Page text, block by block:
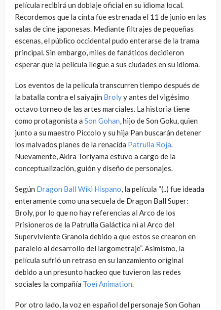
película recibirá un doblaje oficial en su idioma local.
Recordemos que la cinta fue estrenada el 11 de junio en las
salas de cine japonesas. Mediante filtrajes de pequeñas
escenas, el público occidental pudo enterarse de la trama
principal. Sin embargo, miles de fanáticos decidieron
esperar que la película llegue a sus ciudades en su idioma.
Los eventos de la película transcurren tiempo después de
la batalla contra el saiyajin Brolyy antes del vigésimo
octavo torneo de las artes marciales. La historia tiene
como protagonista a Son Gohan, hijo de Son Goku, quien
junto a su maestro Piccolo y su hija Pan buscarán detener
los malvados planes de la renacida Patrulla Roja.
Nuevamente, Akira Toriyama estuvo a cargo de la
conceptualización, guión y diseño de personajes.
Según Dragon Ball Wiki Hispano, la película “(..) fue ideada
enteramente como una secuela de Dragon Ball Super:
Broly, por lo que no hay referencias al Arco de los
Prisioneros de la Patrulla Galáctica ni al Arco del
Superviviente Granola debido a que estos se crearon en
paralelo al desarrollo del largometraje”. Asimismo, la
película sufrió un retraso en su lanzamiento original
debido a un presunto hackeo que tuvieron las redes
sociales la compañía Toei Animation.
Por otro lado, la voz en español del personaje Son Gohan